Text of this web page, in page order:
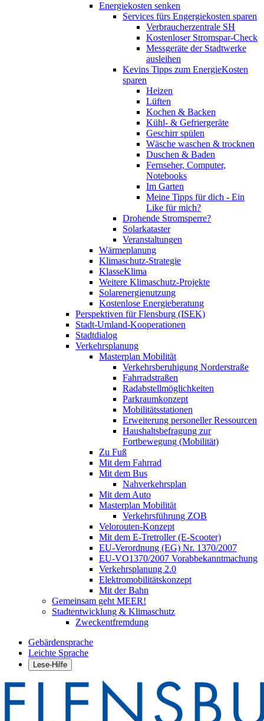
Energiekosten senken
Services fürs Engergiekosten sparen
Verbraucherzentrale SH
Kostenloser Stromspar-Check
Messgeräte der Stadtwerke
ausleihen
Kevins Tipps zum EnergieKosten
sparen
Heizen
Lüften
Kochen & Backen
Kühl- & Gefriergeräte
Geschirr spülen
Wäsche waschen & trocknen
Duschen & Baden
Fernseher, Computer,
Notebooks
Im Garten
Meine Tipps für dich - Ein
Like für mich?
Drohende Stromsperre?
Solarkataster
Veranstaltungen
Wärmeplanung
Klimaschutz-Strategie
KlasseKlima
Weitere Klimaschutz-Projekte
Solarenergienutzung
Kostenlose Energieberatung
Perspektiven für Flensburg (ISEK)
Stadt-Umland-Kooperationen
Stadtdialog
Verkehrsplanung
Masterplan Mobilität
Verkehrsberuhigung Norderstraße
Fahrradstraßen
Radabstellmöglichkeiten
Parkraumkonzept
Mobilitätsstationen
Erweiterung personeller Ressourcen
Haushaltsbefragung zur
Fortbewegung (Mobilität)
Zu Fuß
Mit dem Fahrrad
Mit dem Bus
Nahverkehrsplan
Mit dem Auto
Masterplan Mobilität
Verkehrsführung ZOB
Velorouten-Konzept
Mit dem E-Tretroller (E-Scooter)
EU-Verordnung (EG) Nr. 1370/2007
EU-VO1370/2007 Vorabbekanntmachung
Verkehrsplanung 2.0
Elektromobilitätskonzept
Mit der Bahn
Gemeinsam geht MEER!
Stadtentwicklung & Klimaschutz
Zweckentfremdung
Gebärdensprache
Leichte Sprache
Lese-Hilfe